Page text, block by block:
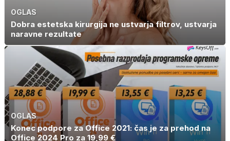
OGLAS
Dobra estetska kirurgija ne ustvarja filtrov, ustvarja
naravne rezultate
OGLAS
Konec podpore za Office 2021: čas je za prehod na
Office 2024 Pro za 19,99 €